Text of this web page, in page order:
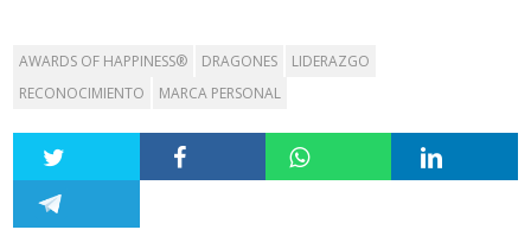
AWARDS OF HAPPINESS® DRAGONES
LIDERAZGO
RECONOCIMIENTO
MARCA PERSONAL